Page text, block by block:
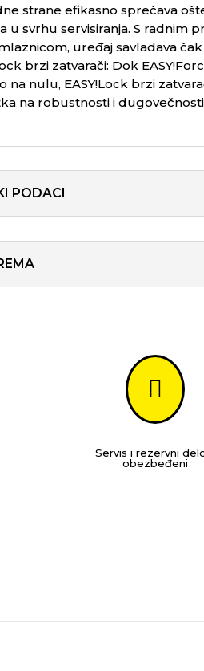
strane efikasno sprečava
svrhu servisiranja. S radnim
uređaj savladava
brzi zatvarači: Dok
na nulu, EASY!Lock brzi
na robustnosti i
PODACI

Servis i rezervni
obezbeđeni